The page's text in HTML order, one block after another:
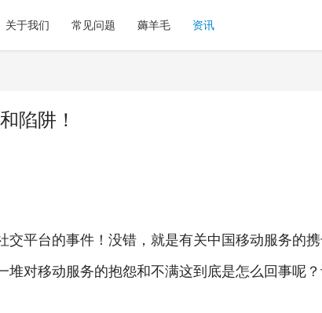
关于我们 常见问题 薅羊毛 资讯
陷阱！
平台的事件！没错，就是有关中国移动服务的
对移动服务的抱怨和不满这到底是怎么回事呢